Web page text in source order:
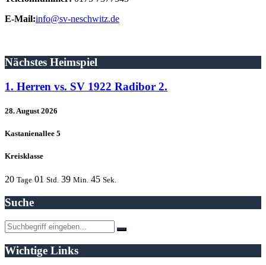
E-Mail:info@sv-neschwitz.de
Nächstes Heimspiel
1. Herren vs. SV 1922 Radibor 2.
28. August 2026
Kastanienallee 5
Kreisklasse
20 Tage 01 Std. 39 Min. 45 Sek.
Suche
Wichtige Links